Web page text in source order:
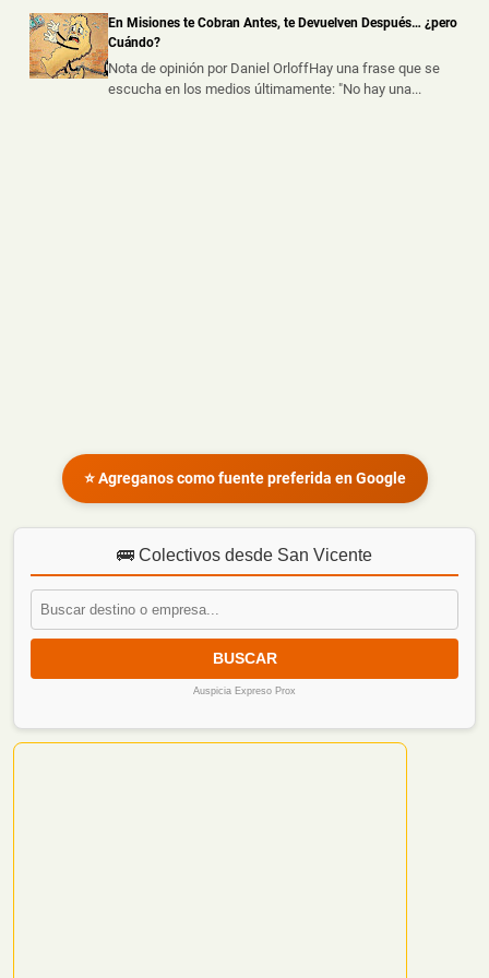
Un trabajador sufrió graves lesiones tras caer desde
varios metros de altura mie...
En Misiones te Cobran Antes, te Devuelven Después… ¿pero
Cuándo?
Nota de opinión por Daniel OrloffHay una frase que se
escucha en los medios últimamente: "No hay una...
⭐ Agreganos como fuente preferida en Google
🚌 Colectivos desde San Vicente
BUSCAR
Auspicia Expreso Prox